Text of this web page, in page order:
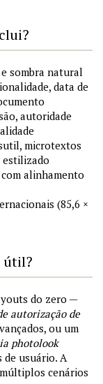
sombra natural
data de
autoridade
microtextos
estilizado
com alinhamento
(85,6 ×
útil?
do zero —
autorização de
ou um
photolook
usuário. A
cenários